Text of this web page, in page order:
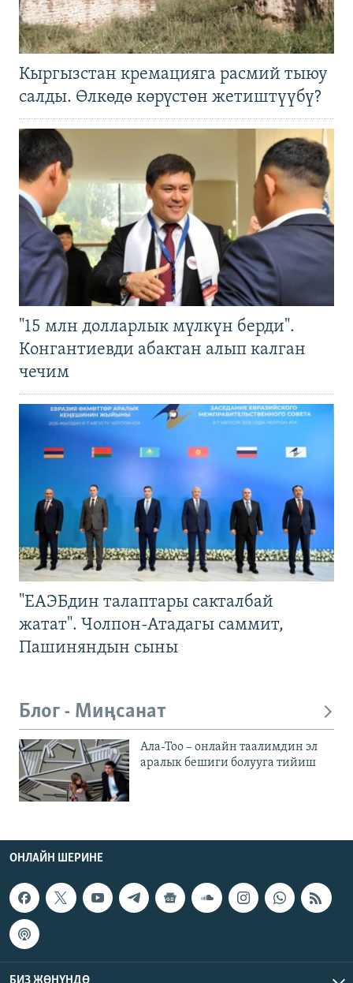
Кыргызстан кремацияга расмий тыюу
салды. Өлкөдө көрүстөн жетиштүүбү?
"15 млн долларлык мүлкүн берди".
Конгантиевди абактан алып калган
чечим
"ЕАЭБдин талаптары сакталбай
жатат". Чолпон-Атадагы саммит,
Пашиняндын сыны
Блог - Миңсанат
Ала-Тоо – онлайн таалимдин эл
аралык бешиги болууга тийиш
ОНЛАЙН ШЕРИНЕ